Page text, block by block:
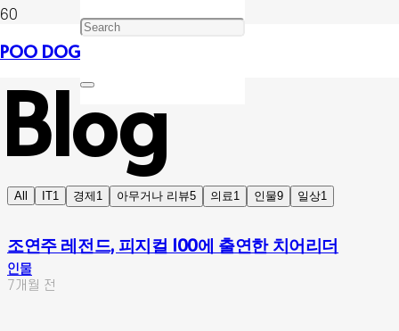
POO DOG
Blog
All IT1 경제 1 아무거나 리뷰5 의료 1 인물9 일상1
조연주 레전드, 피지컬 100에 출연한 치어리더
인물
7개월 전